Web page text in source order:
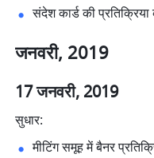
संदेश कार्ड की प्रतिक्रिया
जनवरी, 2019
17 जनवरी, 2019
सुधार:
मीटिंग समूह में बैनर